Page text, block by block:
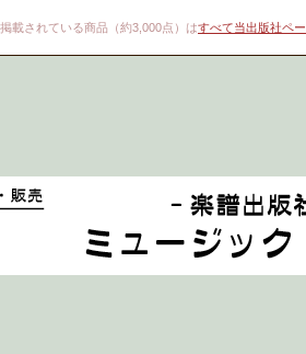
載されている商品（約3,000点）はすべて当出版社ペ